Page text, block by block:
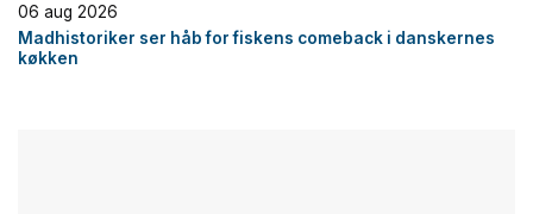
06 aug 2026
Madhistoriker ser håb for fiskens comeback i danskernes
køkken